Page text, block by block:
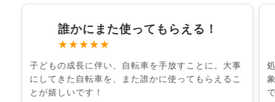
誰かにまた使ってもらえる！
★★★★★
子どもの成長に伴い、自転車を手放すことに。大事
にしてきた自転車を、また誰かに使ってもらえるこ
とが嬉しいです！